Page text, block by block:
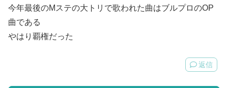
今年最後のMステの大トリで歌われた曲はブルプロのOP
曲である
やはり覇権だった
返信